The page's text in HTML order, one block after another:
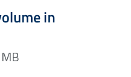
in 1.26 MB